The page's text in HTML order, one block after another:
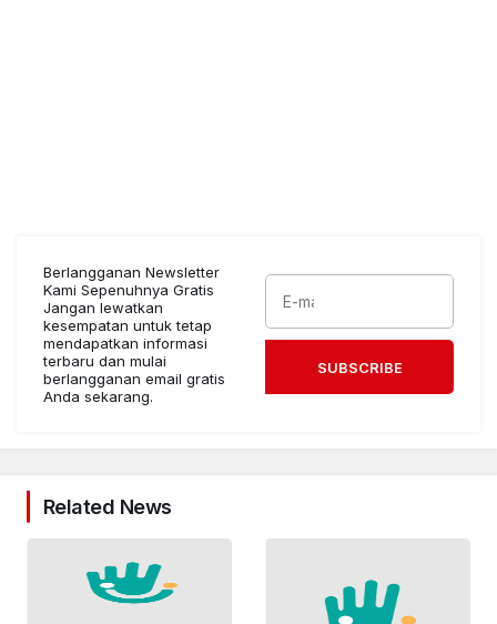
Berlangganan Newsletter
Kami Sepenuhnya Gratis
Jangan lewatkan
kesempatan untuk tetap
mendapatkan informasi
terbaru dan mulai
berlangganan email gratis
Anda sekarang.
SUBSCRIBE
Related News